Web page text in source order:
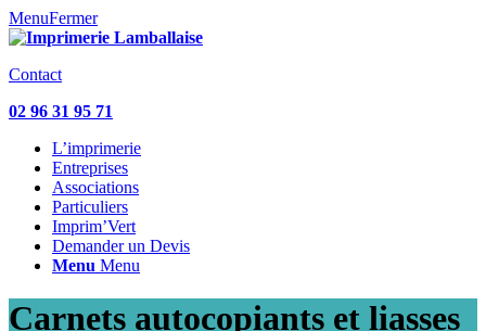
MenuFermer
Contact
02 96 31 95 71
L’imprimerie
Entreprises
Associations
Particuliers
Imprim’Vert
Demander un Devis
Menu Menu
Carnets autocopiants et liasses